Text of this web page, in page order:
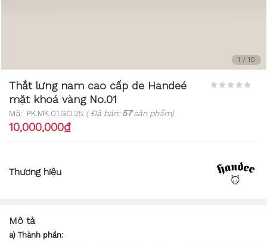
1 / 10
Thắt lưng nam cao cấp de Handeé
mặt khoá vàng No.01
Mã: PK.MK.01.GO.25 ( Đã bán: 57sản phẩm)
10,000,000₫
Thương hiệu
Mô tả
a) Thành phần: